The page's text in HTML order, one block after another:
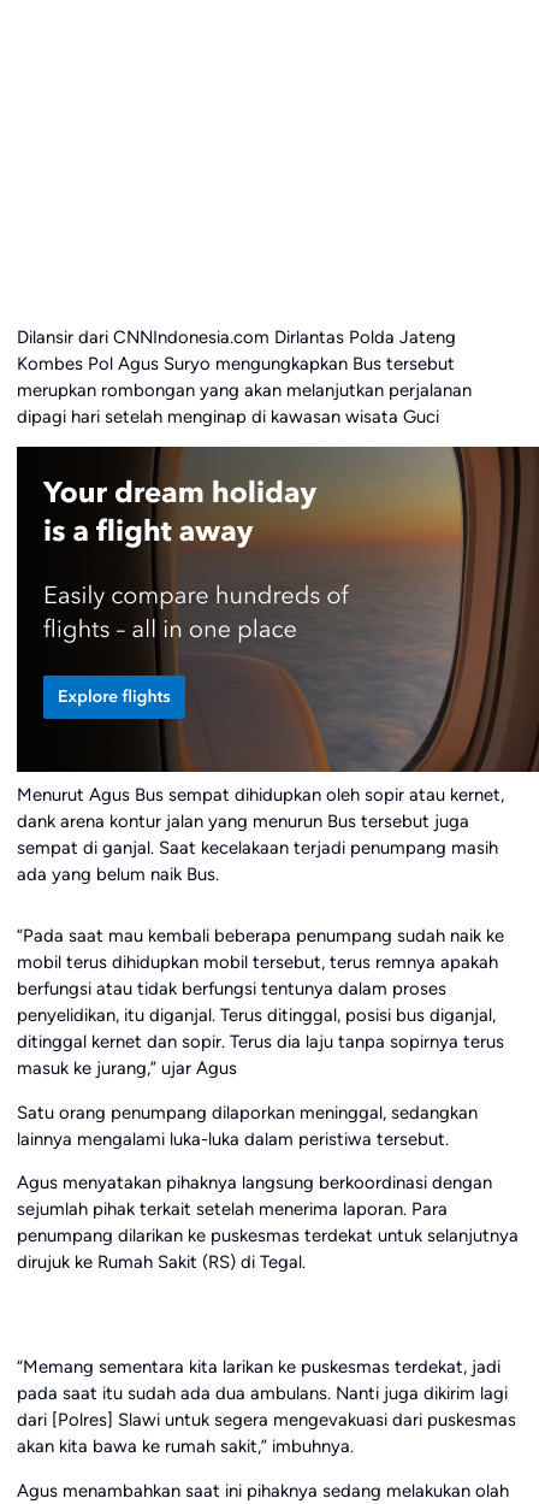
Dilansir dari CNNIndonesia.com Dirlantas Polda Jateng
Kombes Pol Agus Suryo mengungkapkan Bus tersebut
merupkan rombongan yang akan melanjutkan perjalanan
dipagi hari setelah menginap di kawasan wisata Guci
Menurut Agus Bus sempat dihidupkan oleh sopir atau kernet,
dank arena kontur jalan yang menurun Bus tersebut juga
sempat di ganjal. Saat kecelakaan terjadi penumpang masih
ada yang belum naik Bus.
“Pada saat mau kembali beberapa penumpang sudah naik ke
mobil terus dihidupkan mobil tersebut, terus remnya apakah
berfungsi atau tidak berfungsi tentunya dalam proses
penyelidikan, itu diganjal. Terus ditinggal, posisi bus diganjal,
ditinggal kernet dan sopir. Terus dia laju tanpa sopirnya terus
masuk ke jurang,” ujar Agus
Satu orang penumpang dilaporkan meninggal, sedangkan
lainnya mengalami luka-luka dalam peristiwa tersebut.
Agus menyatakan pihaknya langsung berkoordinasi dengan
sejumlah pihak terkait setelah menerima laporan. Para
penumpang dilarikan ke puskesmas terdekat untuk selanjutnya
dirujuk ke Rumah Sakit (RS) di Tegal.
“Memang sementara kita larikan ke puskesmas terdekat, jadi
pada saat itu sudah ada dua ambulans. Nanti juga dikirim lagi
dari [Polres] Slawi untuk segera mengevakuasi dari puskesmas
akan kita bawa ke rumah sakit,” imbuhnya.
Agus menambahkan saat ini pihaknya sedang melakukan olah